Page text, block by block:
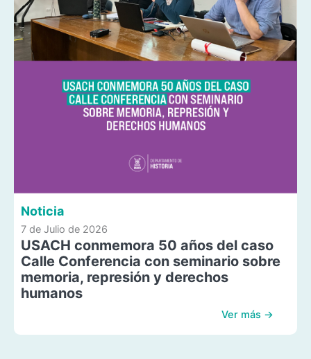
Noticia
7 de Julio de 2026
USACH conmemora 50 años del caso
Calle Conferencia con seminario sobre
memoria, represión y derechos
humanos
Ver más →